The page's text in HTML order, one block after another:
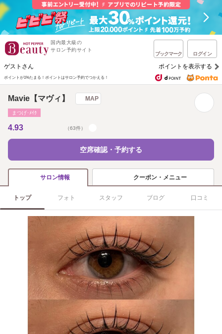
国内最大級の
サロン予約サイト
ブックマーク ログイン
ゲストさん ポイントを表示する
ポイントが1%たまる！ ポイントはサロン予約でつかえる！
Mavie【マヴィ】 MAP
まつげ･ﾒｲｸ
4.93 （63件）
空席確認・予約する
サロン情報 クーポン・メニュー
トップ フォト スタッフ ブログ 口コミ